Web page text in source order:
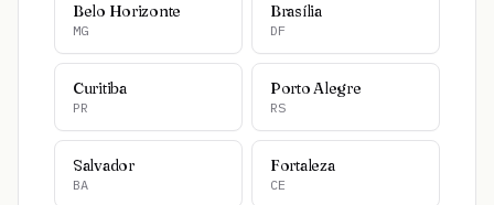
Belo Horizonte
MG
Brasília
DF
Curitiba
PR
Porto Alegre
RS
Salvador
BA
Fortaleza
CE